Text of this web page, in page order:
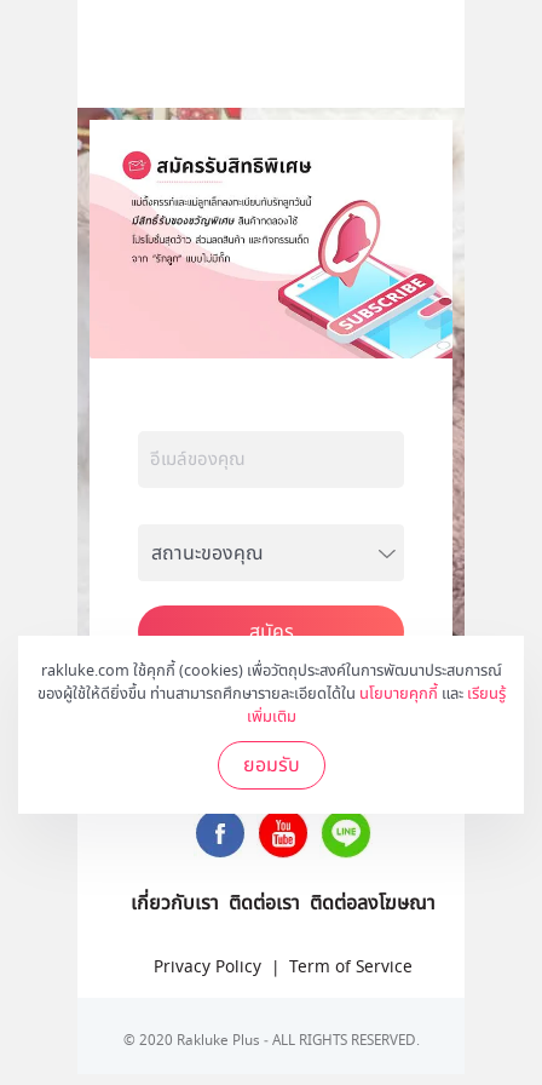
rakluke.com ใช้คุกกี้ (cookies) เพื่อวัตถุประสงค์ในการพัฒนาประสบการณ์
ของผู้ใช้ให้ดียิ่งขึ้น ท่านสามารถศึกษารายละเอียดได้ใน นโยบายคุกกี้ และ เรียนรู้
เพิ่มเติม
ยอมรับ
สมัคร
ติดตามเราได้ที่
เกี่ยวกับเรา ติดต่อเรา ติดต่อลงโฆษณา
Privacy Policy | Term of Service
© 2020 Rakluke Plus - ALL RIGHTS RESERVED.